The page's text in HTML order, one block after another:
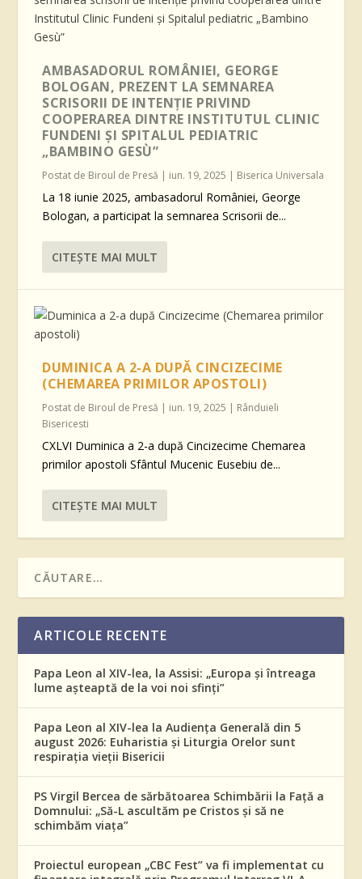
AMBASADORUL ROMÂNIEI, GEORGE
BOLOGAN, PREZENT LA SEMNAREA
SCRISORII DE INTENȚIE PRIVIND
COOPERAREA DINTRE INSTITUTUL CLINIC
FUNDENI ȘI SPITALUL PEDIATRIC
„BAMBINO GESÙ”
Postat de Biroul de Presă | iun. 19, 2025 | Biserica Universala
La 18 iunie 2025, ambasadorul României, George
Bologan, a participat la semnarea Scrisorii de...
CITEŞTE MAI MULT
DUMINICA A 2-A DUPĂ CINCIZECIME
(CHEMAREA PRIMILOR APOSTOLI)
Postat de Biroul de Presă | iun. 19, 2025 | Rânduieli
Bisericesti
CXLVI Duminica a 2-a după Cincizecime Chemarea
primilor apostoli Sfântul Mucenic Eusebiu de...
CITEŞTE MAI MULT
ARTICOLE RECENTE
Papa Leon al XIV-lea, la Assisi: „Europa și întreaga
lume așteaptă de la voi noi sfinți”
Papa Leon al XIV-lea la Audiența Generală din 5
august 2026: Euharistia și Liturgia Orelor sunt
respirația vieții Bisericii
PS Virgil Bercea de sărbătoarea Schimbării la Față a
Domnului: „Să-L ascultăm pe Cristos și să ne
schimbăm viața”
Proiectul european „CBC Fest” va fi implementat cu